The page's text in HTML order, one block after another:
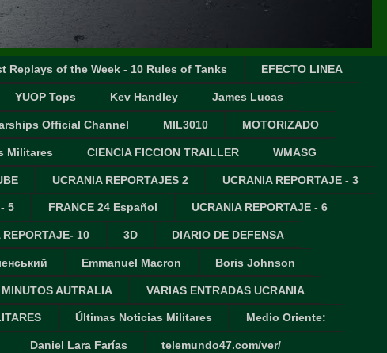
Replays of the Week - 10 Rules of Tanks EFECTO LINEA
YUOP Tops Kev Handley James Lucas
Official Channel MIL3010 MOTORIZADO
Militares CIENCIA FICCION TRAILLER WMASG
UCRANIA REPORTAJES 2 UCRANIA REPORTAJE - 3
5 FRANCE 24 Español UCRANIA REPORTAJE - 6
REPORTAJE- 10 3D DIARIO DE DEFENSA
Emmanuel Macron Boris Johnson
AUTRALIA VARIAS ENTRADAS UCRANIA
Últimas Noticias Militares Medio Oriente:
Daniel Lara Farías telemundo47.com/ver/